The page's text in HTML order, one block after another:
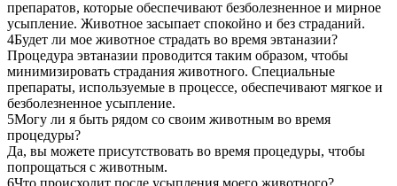
препаратов, которые обеспечивают безболезненное и мирное
усыпление. Животное засыпает спокойно и без страданий.
4Будет ли мое животное страдать во время эвтаназии?
Процедура эвтаназии проводится таким образом, чтобы
минимизировать страдания животного. Специальные
препараты, используемые в процессе, обеспечивают мягкое и
безболезненное усыпление.
5Могу ли я быть рядом со своим животным во время
процедуры?
Да, вы можете присутствовать во время процедуры, чтобы
попрощаться с животным.
6Что происходит после усыпления моего животного?